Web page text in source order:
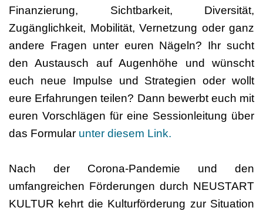
Finanzierung, Sichtbarkeit, Diversität,
Zugänglichkeit, Mobilität, Vernetzung oder ganz
andere Fragen unter euren Nägeln? Ihr sucht
den Austausch auf Augenhöhe und wünscht
euch neue Impulse und Strategien oder wollt
eure Erfahrungen teilen? Dann bewerbt euch mit
euren Vorschlägen für eine Sessionleitung über
das Formular unter diesem Link.
Nach der Corona-Pandemie und den
umfangreichen Förderungen durch NEUSTART
KULTUR kehrt die Kulturförderung zur Situation